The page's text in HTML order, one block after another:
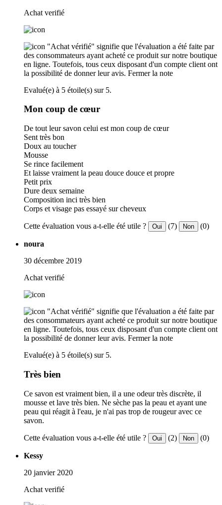
Achat verifié
"Achat vérifié" signifie que l'évaluation a été faite par
des consommateurs ayant acheté ce produit sur notre boutique
en ligne. Toutefois, tous ceux disposant d'un compte client ont
la possibilité de donner leur avis. Fermer la note
Evalué(e) à 5 étoile(s) sur 5.
Mon coup de cœur
De tout leur savon celui est mon coup de cœur
Sent très bon
Doux au toucher
Mousse
Se rince facilement
Et laisse vraiment la peau douce douce et propre
Petit prix
Dure deux semaine
Composition inci très bien
Corps et visage pas essayé sur cheveux
Cette évaluation vous a-t-elle été utile ? Oui (7) Non (0)
noura
30 décembre 2019
Achat verifié
"Achat vérifié" signifie que l'évaluation a été faite par
des consommateurs ayant acheté ce produit sur notre boutique
en ligne. Toutefois, tous ceux disposant d'un compte client ont
la possibilité de donner leur avis. Fermer la note
Evalué(e) à 5 étoile(s) sur 5.
Très bien
Ce savon est vraiment bien, il a une odeur très discrète, il
mousse et lave très bien. Ne sèche pas la peau et ayant une
peau qui réagit à l'eau, je n'ai pas trop de rougeur avec ce
savon.
Cette évaluation vous a-t-elle été utile ? Oui (2) Non (0)
Kessy
20 janvier 2020
Achat verifié